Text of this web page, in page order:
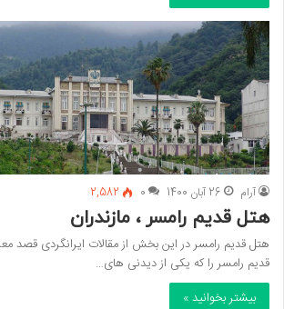
آرام 26 آبان 1400 0
2,582
هتل قدیم رامسر ، مازندران
هتل قدیم رامسر در این بخش از مقالات ایرانگردی قصد
قدیم رامسر را که یکی از دیدنی های…
بیشتر بخوانید »